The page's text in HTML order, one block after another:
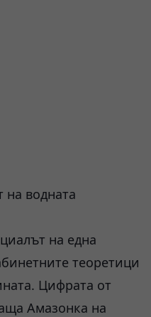
на водната
на една
теоретици
Цифрата от
Амазонка на